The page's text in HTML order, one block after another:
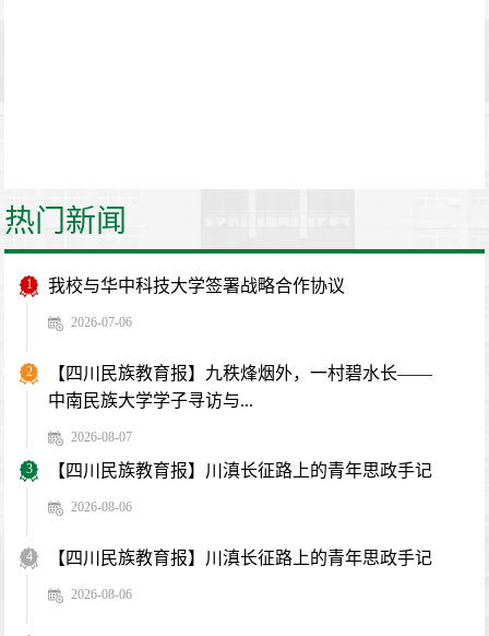
热门新闻
1 我校与华中科技大学签署战略合作协议
2026-07-06
2
【四川民族教育报】九秩烽烟外，一村碧水长——
中南民族大学学子寻访与...
2026-08-07
3 【四川民族教育报】川滇长征路上的青年思政手记
2026-08-06
4 【四川民族教育报】川滇长征路上的青年思政手记
2026-08-06